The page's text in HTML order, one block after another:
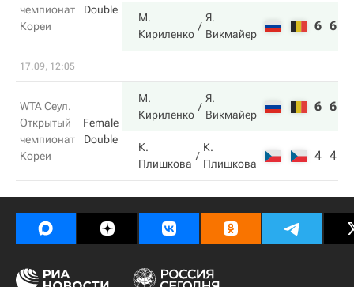
чемпионат
Кореи
Double
М.
Кириленко
Я.
Викмайер
6 6
17.09, 12:05
WTA Сеул.
Открытый
чемпионат
Кореи
Female
Double
М.
Кириленко
Я.
Викмайер
6 6
К.
Плишкова
К.
Плишкова
4 4